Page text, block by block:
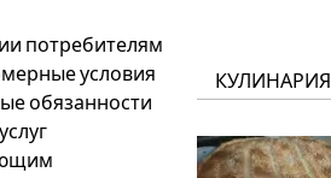
потребителям
условия
обязанности
услуг
КУЛИНАРИЯ